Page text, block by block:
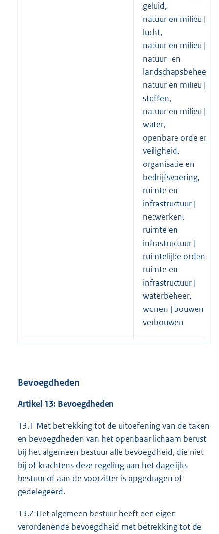
geluid,
natuur en milieu |
lucht,
natuur en milieu |
natuur- en
landschapsbeheer,
natuur en milieu |
stoffen,
natuur en milieu |
water,
openbare orde en
veiligheid,
organisatie en
bedrijfsvoering,
ruimte en
infrastructuur |
netwerken,
ruimte en
infrastructuur |
ruimtelijke ordening,
ruimte en
infrastructuur |
waterbeheer,
wonen | bouwen en
verbouwen
Bevoegdheden
Artikel 13: Bevoegdheden
13.1 Met betrekking tot de uitoefening van de taken
en bevoegdheden van het openbaar lichaam berust
bij het algemeen bestuur alle bevoegdheid, die niet
bij of krachtens deze regeling aan het dagelijks
bestuur of aan de voorzitter is opgedragen of
gedelegeerd.
13.2 Het algemeen bestuur heeft een eigen
verordenende bevoegdheid met betrekking tot de